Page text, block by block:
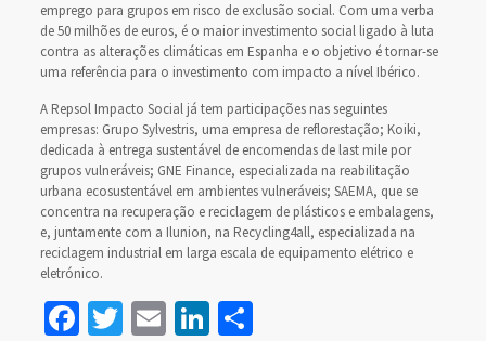
emprego para grupos em risco de exclusão social. Com uma verba
de 50 milhões de euros, é o maior investimento social ligado à luta
contra as alterações climáticas em Espanha e o objetivo é tornar-se
uma referência para o investimento com impacto a nível Ibérico.
A Repsol Impacto Social já tem participações nas seguintes
empresas: Grupo Sylvestris, uma empresa de reflorestação; Koiki,
dedicada à entrega sustentável de encomendas de last mile por
grupos vulneráveis; GNE Finance, especializada na reabilitação
urbana ecosustentável em ambientes vulneráveis; SAEMA, que se
concentra na recuperação e reciclagem de plásticos e embalagens,
e, juntamente com a Ilunion, na Recycling4all, especializada na
reciclagem industrial em larga escala de equipamento elétrico e
eletrónico.
Facebook
Twitter
EmailLinkedIn
Share